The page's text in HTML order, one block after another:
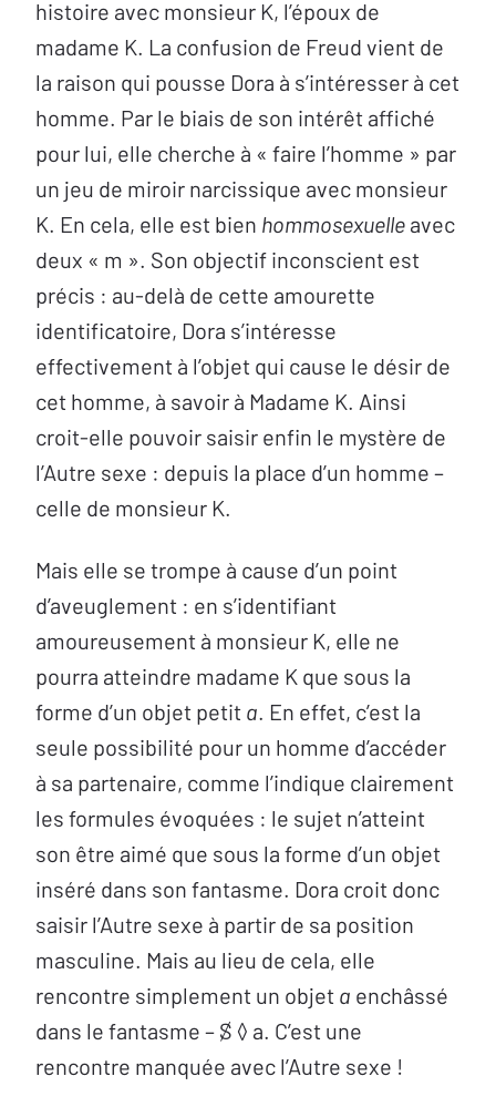
histoire avec monsieur K, l’époux de
madame K. La confusion de Freud vient de
la raison qui pousse Dora à s’intéresser à cet
homme. Par le biais de son intérêt affiché
pour lui, elle cherche à « faire l’homme » par
un jeu de miroir narcissique avec monsieur
K. En cela, elle est bien hommosexuelle avec
deux « m ». Son objectif inconscient est
précis : au-delà de cette amourette
identificatoire, Dora s’intéresse
effectivement à l’objet qui cause le désir de
cet homme, à savoir à Madame K. Ainsi
croit-elle pouvoir saisir enfin le mystère de
l’Autre sexe : depuis la place d’un homme –
celle de monsieur K.
Mais elle se trompe à cause d’un point
d’aveuglement : en s’identifiant
amoureusement à monsieur K, elle ne
pourra atteindre madame K que sous la
forme d’un objet petit a. En effet, c’est la
seule possibilité pour un homme d’accéder
à sa partenaire, comme l’indique clairement
les formules évoquées : le sujet n’atteint
son être aimé que sous la forme d’un objet
inséré dans son fantasme. Dora croit donc
saisir l’Autre sexe à partir de sa position
masculine. Mais au lieu de cela, elle
rencontre simplement un objet a enchâssé
dans le fantasme – ⒮ ◊ a. C’est une
rencontre manquée avec l’Autre sexe !